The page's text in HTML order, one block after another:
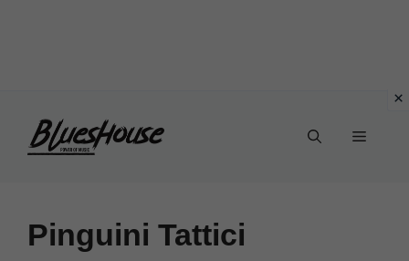
Menu
Pinguini Tattici